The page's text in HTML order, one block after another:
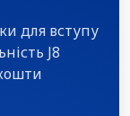
для вступу
J8